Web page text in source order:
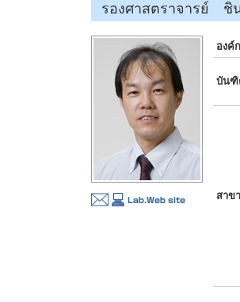
รองศาสตราจารย์ ชิน
องค์
บันฑิ
สาข